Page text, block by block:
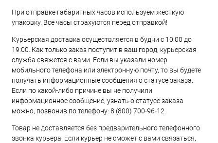
При отправке габаритных часов используем жесткую
упаковку. Все часы страхуются перед отправкой!
Курьерская доставка осуществляется в будни с 10:00 до
19:00. Как только заказ поступит в ваш город, курьерская
служба свяжется с вами. Если вы указали номер
мобильного телефона или электронную почту, то вы будете
получать информационные сообщения о статусе заказа.
Если по какой-либо причине вы не получили
информационное сообщение, узнать о статусе заказа
можно, позвонив по телефону: 8 (800) 700-96-12.
Товар не доставляется без предварительного телефонного
звонка курьера. Если курьер не сможет с вами связаться,